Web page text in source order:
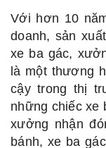
Với hơn 10
doanh, sản
xe ba gác,
là một thương
cậy trong thị
những chiếc xe
xưởng nhận
bánh, xe ba